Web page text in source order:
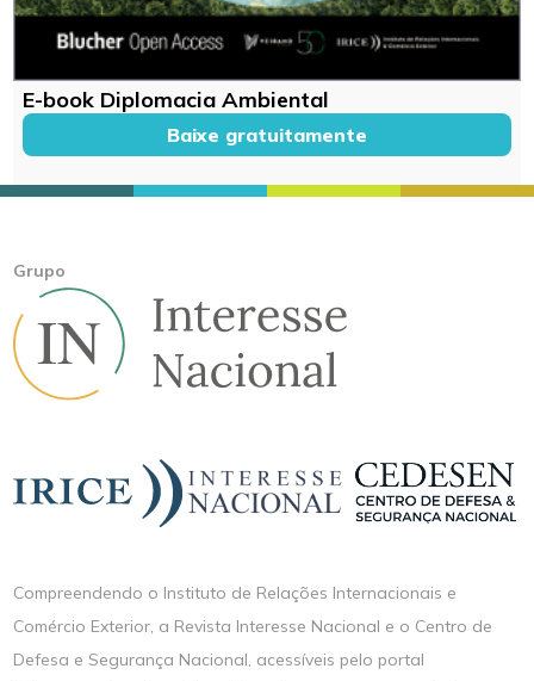
E-book Diplomacia Ambiental
Baixe gratuitamente
Grupo
Compreendendo o Instituto de Relações Internacionais e
Comércio Exterior, a Revista Interesse Nacional e o Centro de
Defesa e Segurança Nacional, acessíveis pelo portal